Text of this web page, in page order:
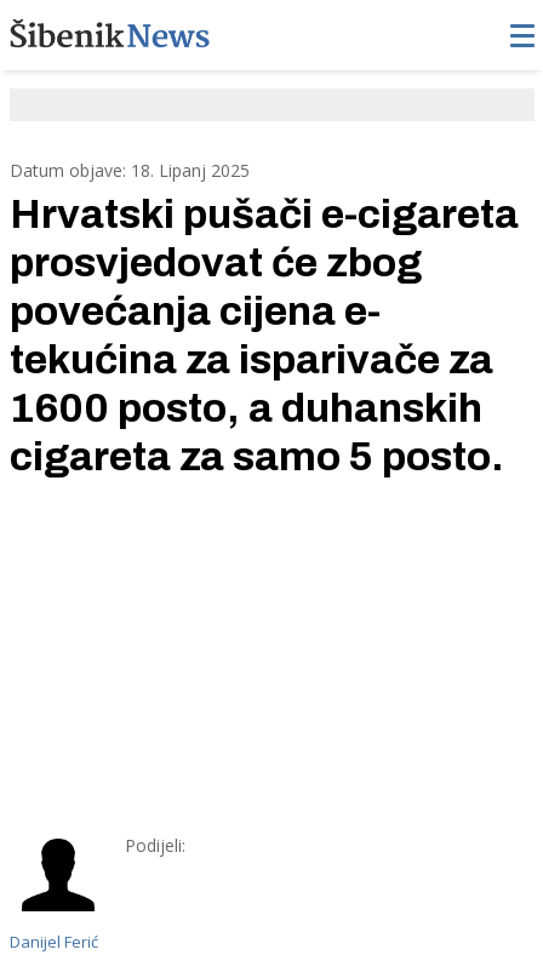
Datum objave: 18. Lipanj 2025
Hrvatski pušači e-cigareta
prosvjedovat će zbog
povećanja cijena e-
tekućina za isparivače za
1600 posto, a duhanskih
cigareta za samo 5 posto.
Danijel Ferić
Podijeli: